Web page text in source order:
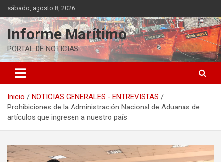
Saltar
al
contenido
sábado, agosto 8, 2026
Informe Marítimo
PORTAL DE NOTICIAS
Inicio
NOTICIAS GENERALES - ENTREVISTAS
Prohibiciones de la Administración Nacional de Aduanas de
artículos que ingresen a nuestro país